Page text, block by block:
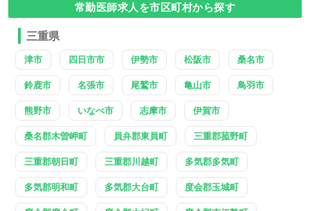
常勤医師求人を市区町村から探す
三重県
津市 四日市市 伊勢市 松阪市 桑名市
鈴鹿市 名張市 尾鷲市 亀山市 鳥羽市
熊野市 いなべ市 志摩市 伊賀市
桑名郡木曽岬町 員弁郡東員町 三重郡菰野町
三重郡朝日町 三重郡川越町 多気郡多気町
多気郡明和町 多気郡大台町 度会郡玉城町